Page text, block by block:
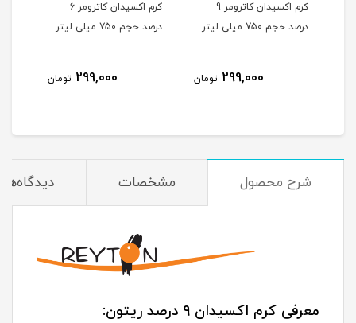
کرم اکسیدان کاترومر 9
درصد حجم 750 میلی لیتر
299,000 تومان
کرم اکسیدان کاترومر 6
درصد حجم 750 میلی لیتر
299,000 تومان
شرح محصول مشخصات دیدگاه‌ها
معرفی کرم اکسیدان 9 درصد ریتون: